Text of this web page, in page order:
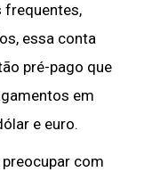
frequentes,
essa conta
pré-pago que
em
e euro.
com